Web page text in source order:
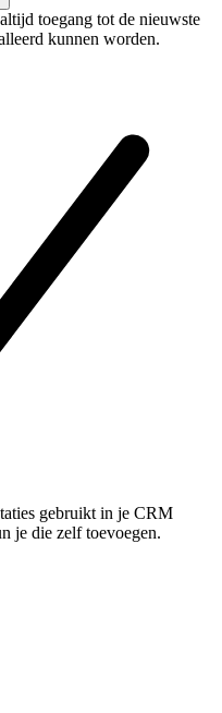
toegang tot de nieuwste
kunnen worden.
gebruikt in je CRM
je die zelf toevoegen.